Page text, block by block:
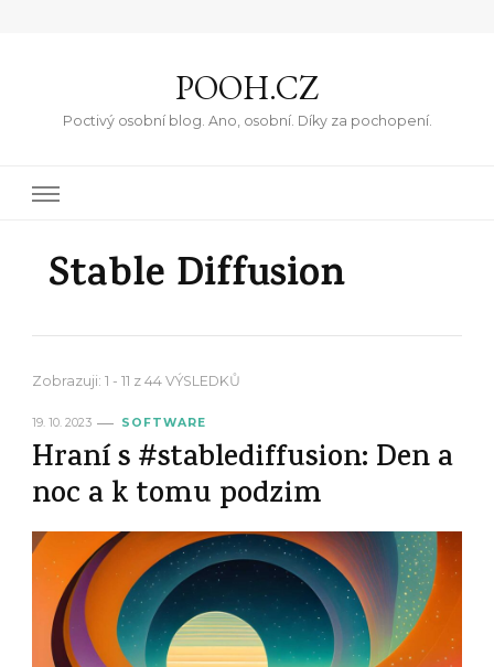
POOH.CZ
Poctivý osobní blog. Ano, osobní. Díky za pochopení.
Stable Diffusion
Zobrazuji: 1 - 11 z 44 VÝSLEDKŮ
19. 10. 2023 SOFTWARE
Hraní s #stablediffusion: Den a
noc a k tomu podzim